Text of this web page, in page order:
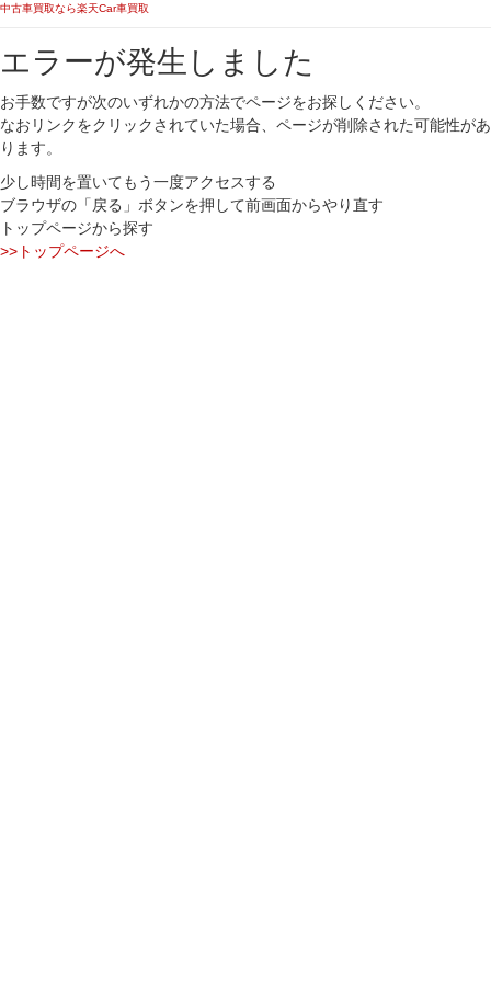
中古車買取なら楽天Car車買取
エラーが発生しました
お手数ですが次のいずれかの方法でページをお探しください。
なおリンクをクリックされていた場合、ページが削除された可能性があ
ります。
少し時間を置いてもう一度アクセスする
ブラウザの「戻る」ボタンを押して前画面からやり直す
トップページから探す
>>トップページへ